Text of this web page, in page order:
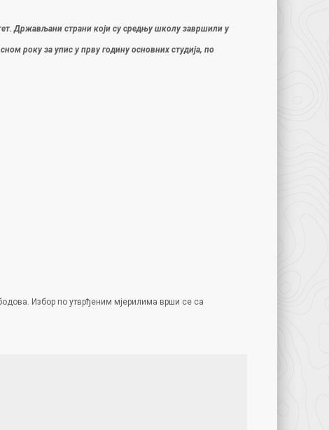
. Држављани страни који су средњу школу завршили у
року за упис у прву годину основних студија, по
Избор по утврђеним мјерилима врши се са